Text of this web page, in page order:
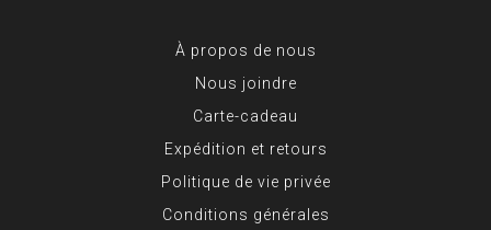
À propos de nous
Nous joindre
Carte-cadeau
Expédition et retours
Politique de vie privée
Conditions générales